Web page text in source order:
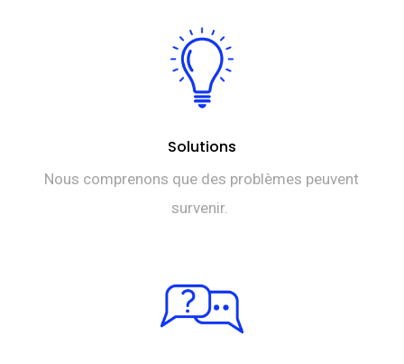
Solutions
Nous comprenons que des problèmes peuvent
survenir.